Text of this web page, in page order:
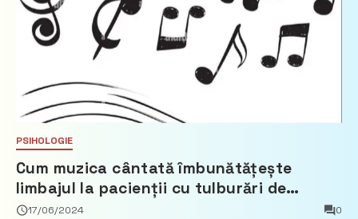
PSIHOLOGIE
Cum muzica cântată îmbunătățește
limbajul la pacienții cu tulburări de
vorbire
17/06/2024 0